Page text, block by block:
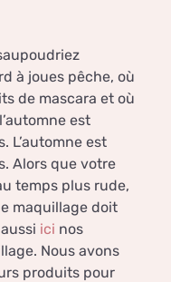
à joues pêche, où
de mascara et où
est
L’automne est
Alors que votre
temps plus rude,
maquillage doit
ici nos
Nous avons
produits pour